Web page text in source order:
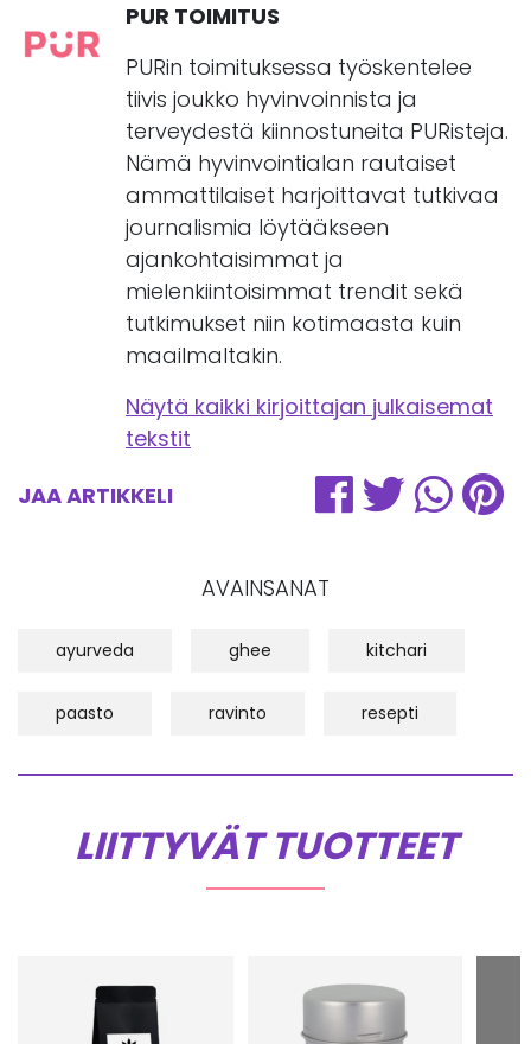
PUR TOIMITUS
PURin toimituksessa työskentelee
tiivis joukko hyvinvoinnista ja
terveydestä kiinnostuneita PURisteja.
Nämä hyvinvointialan rautaiset
ammattilaiset harjoittavat tutkivaa
journalismia löytääkseen
ajankohtaisimmat ja
mielenkiintoisimmat trendit sekä
tutkimukset niin kotimaasta kuin
maailmaltakin.
Näytä kaikki kirjoittajan julkaisemat
tekstit
JAA ARTIKKELI
AVAINSANAT
ayurveda ghee kitchari
paasto ravinto resepti
LIITTYVÄT TUOTTEET